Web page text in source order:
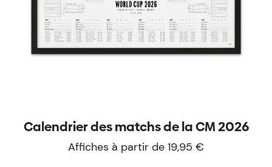
Calendrier des matchs de la CM 2026
Affiches à partir de 19,95 €